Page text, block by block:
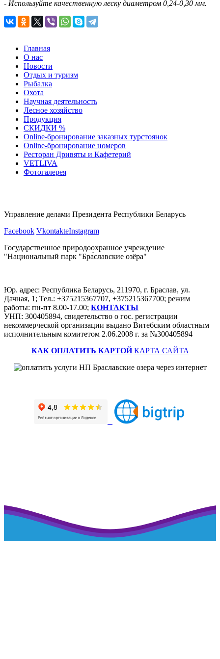
- Используйте качественную леску диаметром 0,24-0,30 мм.
Главная
О нас
Новости
Отдых и туризм
Рыбалка
Охота
Научная деятельность
Лесное хозяйство
Продукция
СКИДКИ %
Оnline-бронирование заказных турстоянок
Оnline-бронирование номеров
Ресторан Дривяты и Кафетерий
VETLIVA
Фотогалерея
Управление делами Президента Республики Беларусь
Facebook VkontakteInstagram
Государственное природоохранное учреждение
"Национальный парк "Бра́славские озёра"
Юр. адрес: Республика Беларусь, 211970, г. Браслав, ул.
Дачная, 1; Тел.: +375215367707, +375215367700; режим
работы: пн-пт 8.00-17.00; КОНТАКТЫ
УНП: 300405894, свидетельство о гос. регистрации
некоммерческой организации выдано Витебским областным
исполнительным комитетом 2.06.2008 г. за №300405894
КАК ОПЛАТИТЬ КАРТОЙ КАРТА САЙТА